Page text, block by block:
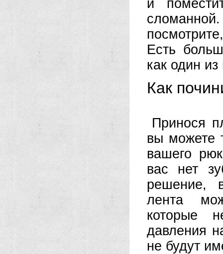
и
Есть
как один
Как
Принося
вы можете
вашего
вас нет
решение,
лента
которые
давления
не будут